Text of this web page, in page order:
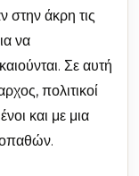
στην άκρη τις
να
Σε αυτή
πολιτικοί
και με μια